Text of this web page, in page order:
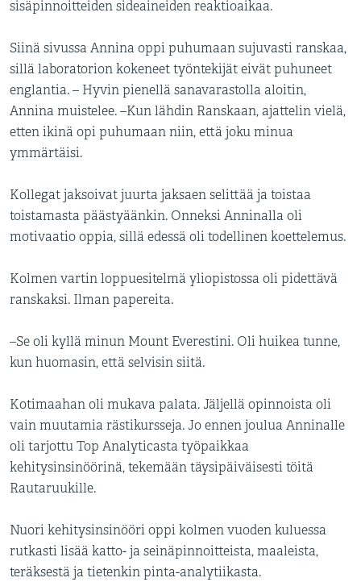
sisäpinnoitteiden sideaineiden reaktioaikaa.
Siinä sivussa Annina oppi puhumaan sujuvasti ranskaa,
sillä laboratorion kokeneet työntekijät eivät puhuneet
englantia. – Hyvin pienellä sanavarastolla aloitin,
Annina muistelee. –Kun lähdin Ranskaan, ajattelin vielä,
etten ikinä opi puhumaan niin, että joku minua
ymmärtäisi.
Kollegat jaksoivat juurta jaksaen selittää ja toistaa
toistamasta päästyäänkin. Onneksi Anninalla oli
motivaatio oppia, sillä edessä oli todellinen koettelemus.
Kolmen vartin loppuesitelmä yliopistossa oli pidettävä
ranskaksi. Ilman papereita.
–Se oli kyllä minun Mount Everestini. Oli huikea tunne,
kun huomasin, että selvisin siitä.
Kotimaahan oli mukava palata. Jäljellä opinnoista oli
vain muutamia rästikursseja. Jo ennen joulua Anninalle
oli tarjottu Top Analyticasta työpaikkaa
kehitysinsinöörinä, tekemään täysipäiväisesti töitä
Rautaruukille.
Nuori kehitysinsinööri oppi kolmen vuoden kuluessa
rutkasti lisää katto- ja seinäpinnoitteista, maaleista,
teräksestä ja tietenkin pinta-analytiikasta.